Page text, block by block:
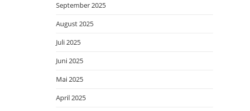
September 2025
August 2025
Juli 2025
Juni 2025
Mai 2025
April 2025